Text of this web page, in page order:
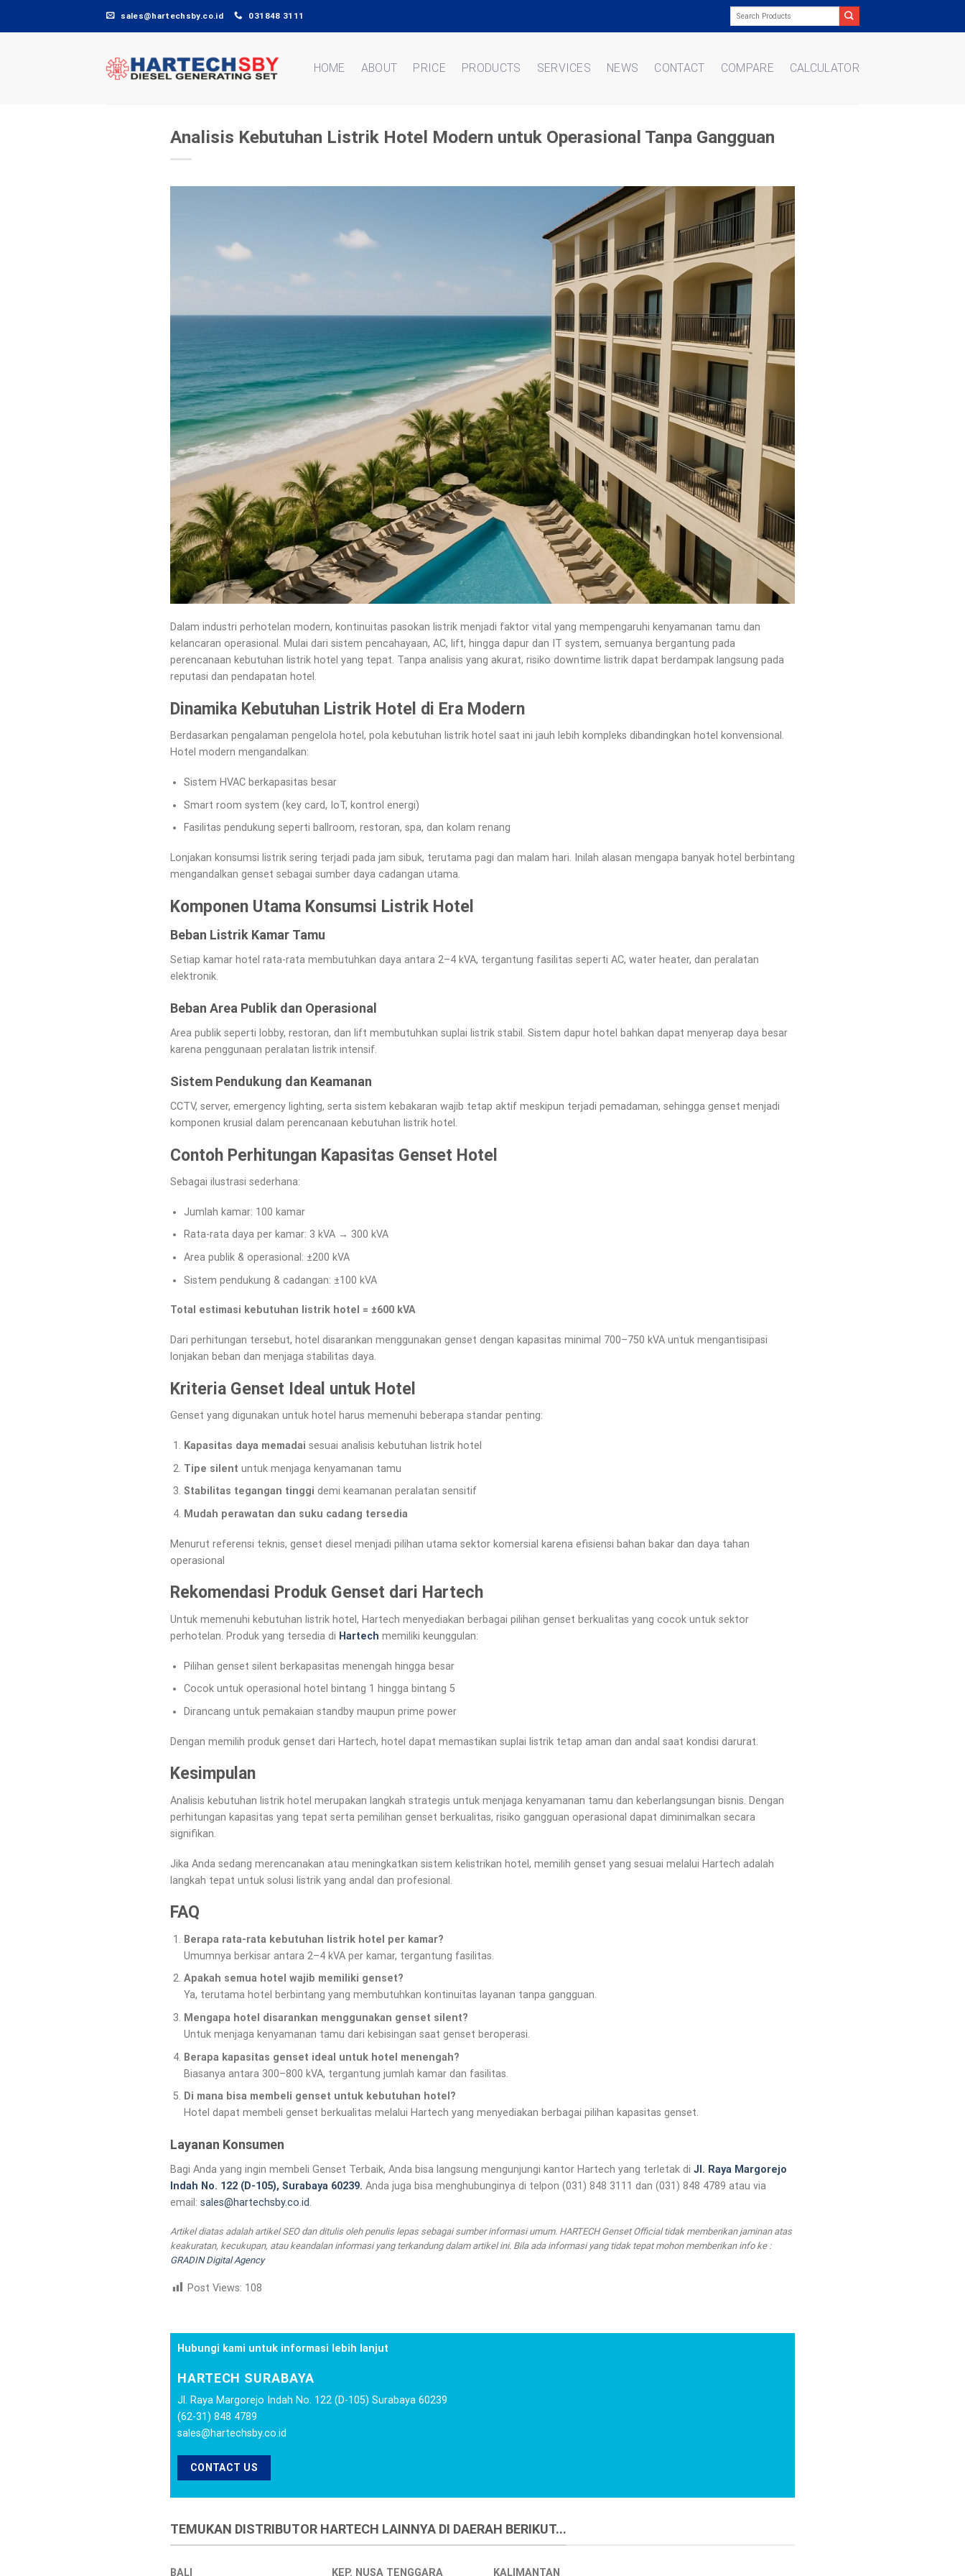
sales@hartechsby.co.id 031848 3111
Search
HOME ABOUT PRICE PRODUCTS SERVICES NEWS CONTACT COMPARE CALCULATOR
Analisis Kebutuhan Listrik Hotel Modern untuk Operasional Tanpa Gangguan
Dalam industri perhotelan modern, kontinuitas pasokan listrik menjadi faktor vital yang mempengaruhi kenyamanan tamu dan
kelancaran operasional. Mulai dari sistem pencahayaan, AC, lift, hingga dapur dan IT system, semuanya bergantung pada
perencanaan kebutuhan listrik hotel yang tepat. Tanpa analisis yang akurat, risiko downtime listrik dapat berdampak langsung pada
reputasi dan pendapatan hotel.
Dinamika Kebutuhan Listrik Hotel di Era Modern
Berdasarkan pengalaman pengelola hotel, pola kebutuhan listrik hotel saat ini jauh lebih kompleks dibandingkan hotel konvensional.
Hotel modern mengandalkan:
Sistem HVAC berkapasitas besar
Smart room system (key card, IoT, kontrol energi)
Fasilitas pendukung seperti ballroom, restoran, spa, dan kolam renang
Lonjakan konsumsi listrik sering terjadi pada jam sibuk, terutama pagi dan malam hari. Inilah alasan mengapa banyak hotel berbintang
mengandalkan genset sebagai sumber daya cadangan utama.
Komponen Utama Konsumsi Listrik Hotel
Beban Listrik Kamar Tamu
Setiap kamar hotel rata-rata membutuhkan daya antara 2–4 kVA, tergantung fasilitas seperti AC, water heater, dan peralatan
elektronik.
Beban Area Publik dan Operasional
Area publik seperti lobby, restoran, dan lift membutuhkan suplai listrik stabil. Sistem dapur hotel bahkan dapat menyerap daya besar
karena penggunaan peralatan listrik intensif.
Sistem Pendukung dan Keamanan
CCTV, server, emergency lighting, serta sistem kebakaran wajib tetap aktif meskipun terjadi pemadaman, sehingga genset menjadi
komponen krusial dalam perencanaan kebutuhan listrik hotel.
Contoh Perhitungan Kapasitas Genset Hotel
Sebagai ilustrasi sederhana:
Jumlah kamar: 100 kamar
Rata-rata daya per kamar: 3 kVA → 300 kVA
Area publik & operasional: ±200 kVA
Sistem pendukung & cadangan: ±100 kVA
Total estimasi kebutuhan listrik hotel = ±600 kVA
Dari perhitungan tersebut, hotel disarankan menggunakan genset dengan kapasitas minimal 700–750 kVA untuk mengantisipasi
lonjakan beban dan menjaga stabilitas daya.
Kriteria Genset Ideal untuk Hotel
Genset yang digunakan untuk hotel harus memenuhi beberapa standar penting:
Kapasitas daya memadai sesuai analisis kebutuhan listrik hotel
Tipe silent untuk menjaga kenyamanan tamu
Stabilitas tegangan tinggi demi keamanan peralatan sensitif
Mudah perawatan dan suku cadang tersedia
Menurut referensi teknis, genset diesel menjadi pilihan utama sektor komersial karena efisiensi bahan bakar dan daya tahan
operasional
Rekomendasi Produk Genset dari Hartech
Untuk memenuhi kebutuhan listrik hotel, Hartech menyediakan berbagai pilihan genset berkualitas yang cocok untuk sektor
perhotelan. Produk yang tersedia di Hartech memiliki keunggulan:
Pilihan genset silent berkapasitas menengah hingga besar
Cocok untuk operasional hotel bintang 1 hingga bintang 5
Dirancang untuk pemakaian standby maupun prime power
Dengan memilih produk genset dari Hartech, hotel dapat memastikan suplai listrik tetap aman dan andal saat kondisi darurat.
Kesimpulan
Analisis kebutuhan listrik hotel merupakan langkah strategis untuk menjaga kenyamanan tamu dan keberlangsungan bisnis. Dengan
perhitungan kapasitas yang tepat serta pemilihan genset berkualitas, risiko gangguan operasional dapat diminimalkan secara
signifikan.
Jika Anda sedang merencanakan atau meningkatkan sistem kelistrikan hotel, memilih genset yang sesuai melalui Hartech adalah
langkah tepat untuk solusi listrik yang andal dan profesional.
FAQ
Berapa rata-rata kebutuhan listrik hotel per kamar?
Umumnya berkisar antara 2–4 kVA per kamar, tergantung fasilitas.
Apakah semua hotel wajib memiliki genset?
Ya, terutama hotel berbintang yang membutuhkan kontinuitas layanan tanpa gangguan.
Mengapa hotel disarankan menggunakan genset silent?
Untuk menjaga kenyamanan tamu dari kebisingan saat genset beroperasi.
Berapa kapasitas genset ideal untuk hotel menengah?
Biasanya antara 300–800 kVA, tergantung jumlah kamar dan fasilitas.
Di mana bisa membeli genset untuk kebutuhan hotel?
Hotel dapat membeli genset berkualitas melalui Hartech yang menyediakan berbagai pilihan kapasitas genset.
Layanan Konsumen
Bagi Anda yang ingin membeli Genset Terbaik, Anda bisa langsung mengunjungi kantor Hartech yang terletak di Jl. Raya Margorejo
Indah No. 122 (D-105), Surabaya 60239. Anda juga bisa menghubunginya di telpon (031) 848 3111 dan (031) 848 4789 atau via
email: sales@hartechsby.co.id.
Artikel diatas adalah artikel SEO dan ditulis oleh penulis lepas sebagai sumber informasi umum. HARTECH Genset Official tidak memberikan jaminan atas
keakuratan, kecukupan, atau keandalan informasi yang terkandung dalam artikel ini. Bila ada informasi yang tidak tepat mohon memberikan info ke :
GRADIN Digital Agency
Post Views: 108
Hubungi kami untuk informasi lebih lanjut
HARTECH SURABAYA
Jl. Raya Margorejo Indah No. 122 (D-105) Surabaya 60239
(62-31) 848 4789
sales@hartechsby.co.id
CONTACT US
TEMUKAN DISTRIBUTOR HARTECH LAINNYA DI DAERAH BERIKUT...
BALI KEP. NUSA TENGGARA KALIMANTAN